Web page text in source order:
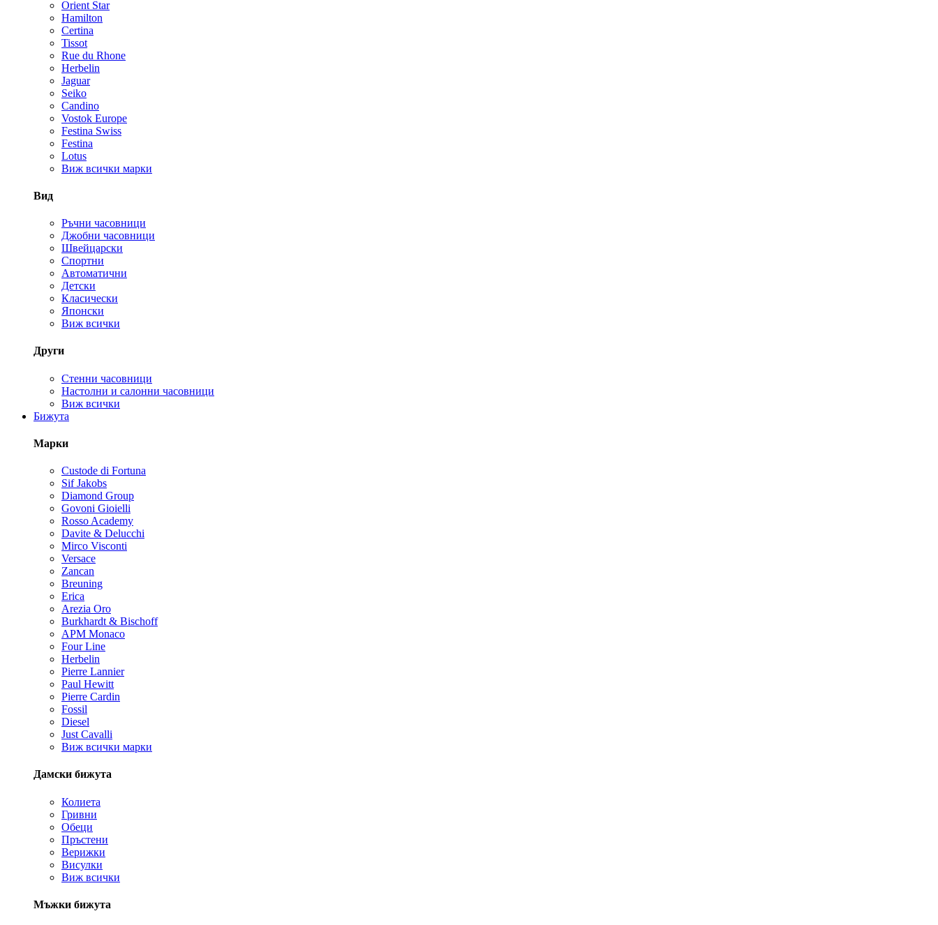
Orient Star
Hamilton
Certina
Tissot
Rue du Rhone
Herbelin
Jaguar
Seiko
Candino
Vostok Europe
Festina Swiss
Festina
Lotus
Виж всички марки
Вид
Ръчни часовници
Джобни часовници
Швейцарски
Спортни
Автоматични
Детски
Класически
Японски
Виж всички
Други
Стенни часовници
Настолни и салонни часовници
Виж всички
Бижута
Марки
Custode di Fortuna
Sif Jakobs
Diamond Group
Govoni Gioielli
Rosso Academy
Davite & Delucchi
Mirco Visconti
Versace
Zancan
Breuning
Erica
Arezia Oro
Burkhardt & Bischoff
APM Monaco
Four Line
Herbelin
Pierre Lannier
Paul Hewitt
Pierre Cardin
Fossil
Diesel
Just Cavalli
Виж всички марки
Дамски бижута
Колиета
Гривни
Обеци
Пръстени
Верижки
Висулки
Виж всички
Мъжки бижута